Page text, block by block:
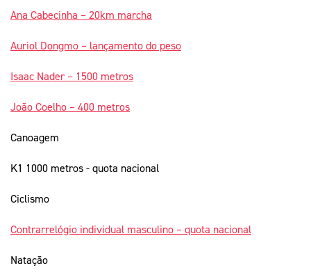
Ana Cabecinha – 20km marcha
Auriol Dongmo – lançamento do peso
Isaac Nader – 1500 metros
João Coelho – 400 metros
Canoagem
K1 1000 metros - quota nacional
Ciclismo
Contrarrelógio individual masculino – quota nacional
Natação